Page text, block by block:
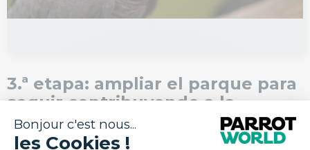
3.ª etapa: ampliar el parque para
seguir contribuyendo a la
conservación de los loros en
peligro de extinción